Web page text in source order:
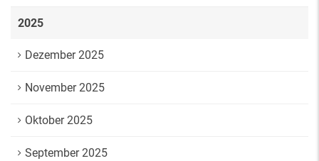
2025
Dezember 2025
November 2025
Oktober 2025
September 2025